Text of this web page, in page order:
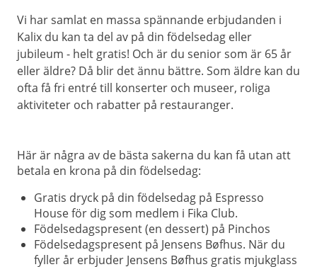
Vi har samlat en massa spännande erbjudanden i
Kalix du kan ta del av på din födelsedag eller
jubileum - helt gratis! Och är du senior som är 65 år
eller äldre? Då blir det ännu bättre. Som äldre kan du
ofta få fri entré till konserter och museer, roliga
aktiviteter och rabatter på restauranger.
Här är några av de bästa sakerna du kan få utan att
betala en krona på din födelsedag:
Gratis dryck på din födelsedag på Espresso
House för dig som medlem i Fika Club.
Födelsedagspresent (en dessert) på Pinchos
Födelsedagspresent på Jensens Bøfhus. När du
fyller år erbjuder Jensens Bøfhus gratis mjukglass